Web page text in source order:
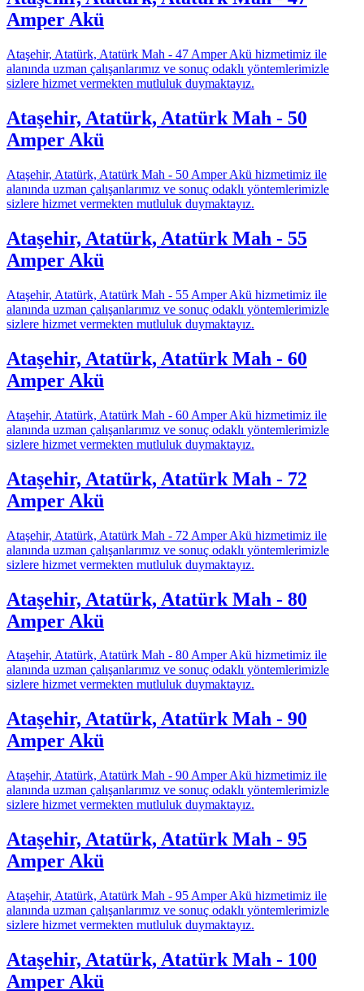
Amper Akü
Ataşehir, Atatürk, Atatürk Mah - 47 Amper Akü hizmetimiz ile
alanında uzman çalışanlarımız ve sonuç odaklı yöntemlerimizle
sizlere hizmet vermekten mutluluk duymaktayız.
Ataşehir, Atatürk, Atatürk Mah - 50
Amper Akü
Ataşehir, Atatürk, Atatürk Mah - 50 Amper Akü hizmetimiz ile
alanında uzman çalışanlarımız ve sonuç odaklı yöntemlerimizle
sizlere hizmet vermekten mutluluk duymaktayız.
Ataşehir, Atatürk, Atatürk Mah - 55
Amper Akü
Ataşehir, Atatürk, Atatürk Mah - 55 Amper Akü hizmetimiz ile
alanında uzman çalışanlarımız ve sonuç odaklı yöntemlerimizle
sizlere hizmet vermekten mutluluk duymaktayız.
Ataşehir, Atatürk, Atatürk Mah - 60
Amper Akü
Ataşehir, Atatürk, Atatürk Mah - 60 Amper Akü hizmetimiz ile
alanında uzman çalışanlarımız ve sonuç odaklı yöntemlerimizle
sizlere hizmet vermekten mutluluk duymaktayız.
Ataşehir, Atatürk, Atatürk Mah - 72
Amper Akü
Ataşehir, Atatürk, Atatürk Mah - 72 Amper Akü hizmetimiz ile
alanında uzman çalışanlarımız ve sonuç odaklı yöntemlerimizle
sizlere hizmet vermekten mutluluk duymaktayız.
Ataşehir, Atatürk, Atatürk Mah - 80
Amper Akü
Ataşehir, Atatürk, Atatürk Mah - 80 Amper Akü hizmetimiz ile
alanında uzman çalışanlarımız ve sonuç odaklı yöntemlerimizle
sizlere hizmet vermekten mutluluk duymaktayız.
Ataşehir, Atatürk, Atatürk Mah - 90
Amper Akü
Ataşehir, Atatürk, Atatürk Mah - 90 Amper Akü hizmetimiz ile
alanında uzman çalışanlarımız ve sonuç odaklı yöntemlerimizle
sizlere hizmet vermekten mutluluk duymaktayız.
Ataşehir, Atatürk, Atatürk Mah - 95
Amper Akü
Ataşehir, Atatürk, Atatürk Mah - 95 Amper Akü hizmetimiz ile
alanında uzman çalışanlarımız ve sonuç odaklı yöntemlerimizle
sizlere hizmet vermekten mutluluk duymaktayız.
Ataşehir, Atatürk, Atatürk Mah - 100
Amper Akü